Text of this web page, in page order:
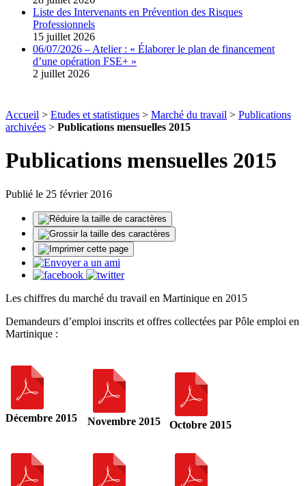
Liste des Intervenants en Prévention des Risques
Professionnels
15 juillet 2026
06/07/2026 – Atelier : « Élaborer le plan de financement
d’une opération FSE+ »
2 juillet 2026
Accueil > Etudes et statistiques > Marché du travail > Publications
archivées > Publications mensuelles 2015
Publications mensuelles 2015
Publié le 25 février 2016
Les chiffres du marché du travail en Martinique en 2015
Demandeurs d’emploi inscrits et offres collectées par Pôle emploi en
Martinique :
Décembre 2015 Novembre 2015 Octobre 2015